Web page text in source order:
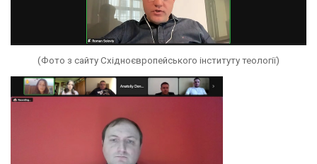
(Фото з сайту Східноєвропейського інституту теології)